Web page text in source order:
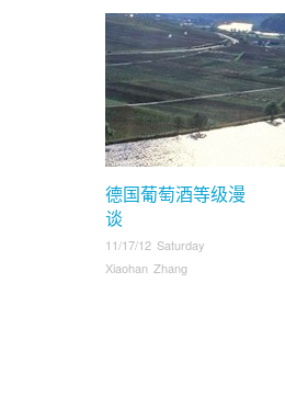
德国葡萄酒等级漫
谈
11/17/12 Saturday
Xiaohan Zhang